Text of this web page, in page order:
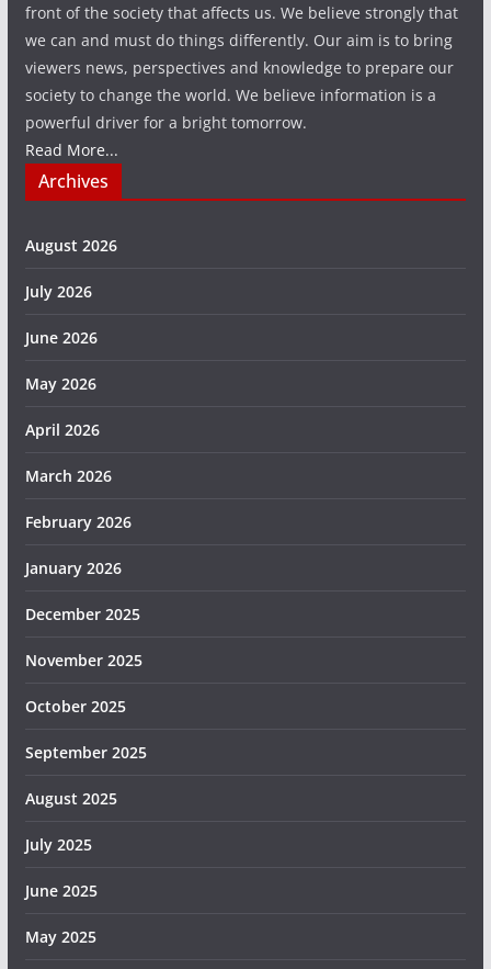
front of the society that affects us. We believe strongly that
we can and must do things differently. Our aim is to bring
viewers news, perspectives and knowledge to prepare our
society to change the world. We believe information is a
powerful driver for a bright tomorrow.
Read More...
Archives
August 2026
July 2026
June 2026
May 2026
April 2026
March 2026
February 2026
January 2026
December 2025
November 2025
October 2025
September 2025
August 2025
July 2025
June 2025
May 2025